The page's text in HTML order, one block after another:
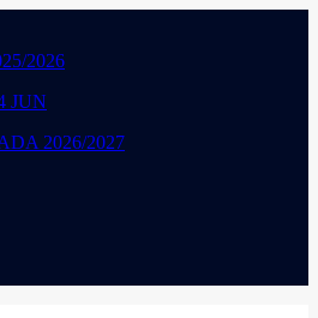
2026
JUN
2026/2027